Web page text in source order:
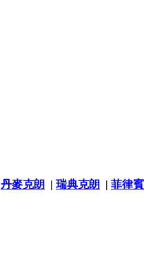
丹麥克朗 | 瑞典克朗 | 菲律賓